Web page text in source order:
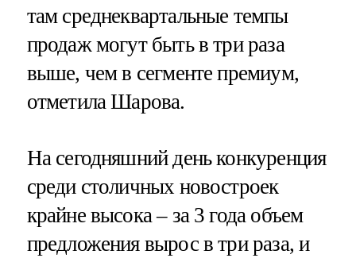
там среднеквартальные темпы
продаж могут быть в три раза
выше, чем в сегменте премиум,
отметила Шарова.
На сегодняшний день конкуренция
среди столичных новостроек
крайне высока – за 3 года объем
предложения вырос в три раза, и